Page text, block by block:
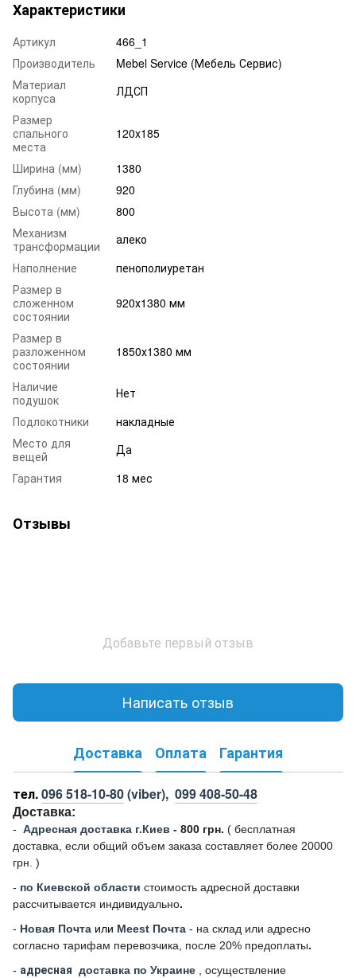
Характеристики
Артикул
466_1
Производитель
Mebel Service (Мебель Сервис)
Материал
корпуса
ЛДСП
Размер
спального
места
120x185
Ширина (мм)
1380
Глубина (мм)
920
Высота (мм)
800
Механизм
трансформации
алеко
Наполнение
пенополиуретан
Размер в
сложенном
состоянии
920х1380 мм
Размер в
разложенном
состоянии
1850х1380 мм
Наличие
подушок
Нет
Подлокотники
накладные
Место для
вещей
Да
Гарантия
18 мес
Отзывы
Добавьте первый отзыв
Написать отзыв
Доставка Оплата Гарантия
тел.096 518-10-80(viber), 099 408-50-48
Доставка:
- Адресная доставка г.Киев - 800 грн. ( бесплатная
доставка, если общий объем заказа составляет более 20000
грн. )
- по Киевской области стоимость адресной доставки
рассчитывается индивидуально.
- Новая Почта или Meest Почта - на склад или адресно
согласно тарифам перевозчика, после 20% предоплаты.
- адресная доставка по Украине
, осуществление